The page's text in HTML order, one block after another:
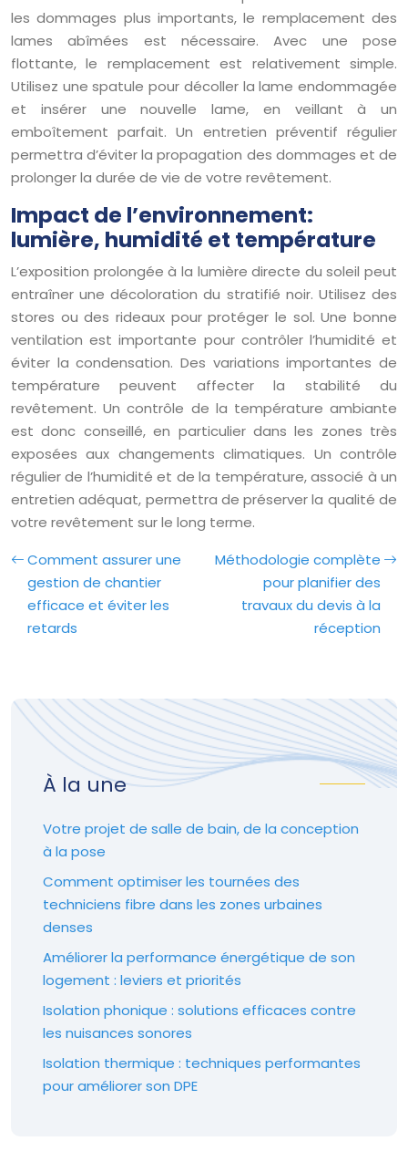
les dommages plus importants, le remplacement des
lames abîmées est nécessaire. Avec une pose
flottante, le remplacement est relativement simple.
Utilisez une spatule pour décoller la lame endommagée
et insérer une nouvelle lame, en veillant à un
emboîtement parfait. Un entretien préventif régulier
permettra d’éviter la propagation des dommages et de
prolonger la durée de vie de votre revêtement.
Impact de l’environnement:
lumière, humidité et température
L’exposition prolongée à la lumière directe du soleil peut
entraîner une décoloration du stratifié noir. Utilisez des
stores ou des rideaux pour protéger le sol. Une bonne
ventilation est importante pour contrôler l’humidité et
éviter la condensation. Des variations importantes de
température peuvent affecter la stabilité du
revêtement. Un contrôle de la température ambiante
est donc conseillé, en particulier dans les zones très
exposées aux changements climatiques. Un contrôle
régulier de l’humidité et de la température, associé à un
entretien adéquat, permettra de préserver la qualité de
votre revêtement sur le long terme.
Comment assurer une
gestion de chantier
efficace et éviter les
retards
Méthodologie complète
pour planifier des
travaux du devis à la
réception
À la une
Votre projet de salle de bain, de la conception
à la pose
Comment optimiser les tournées des
techniciens fibre dans les zones urbaines
denses
Améliorer la performance énergétique de son
logement : leviers et priorités
Isolation phonique : solutions efficaces contre
les nuisances sonores
Isolation thermique : techniques performantes
pour améliorer son DPE